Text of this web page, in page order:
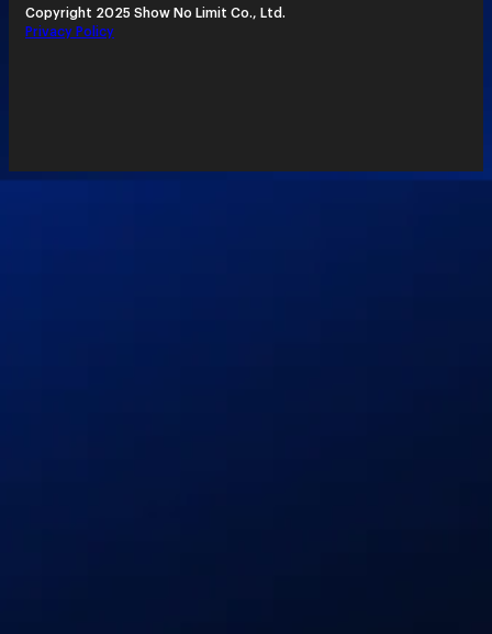
Copyright 2025 Show No Limit Co., Ltd.
Privacy Policy